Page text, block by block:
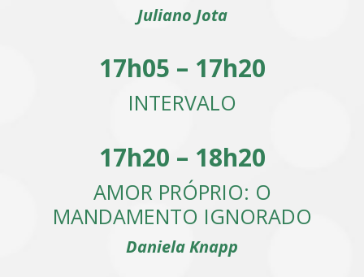
Juliano Jota
17h05 – 17h20
INTERVALO
17h20 – 18h20
AMOR PRÓPRIO: O
MANDAMENTO IGNORADO
Daniela Knapp